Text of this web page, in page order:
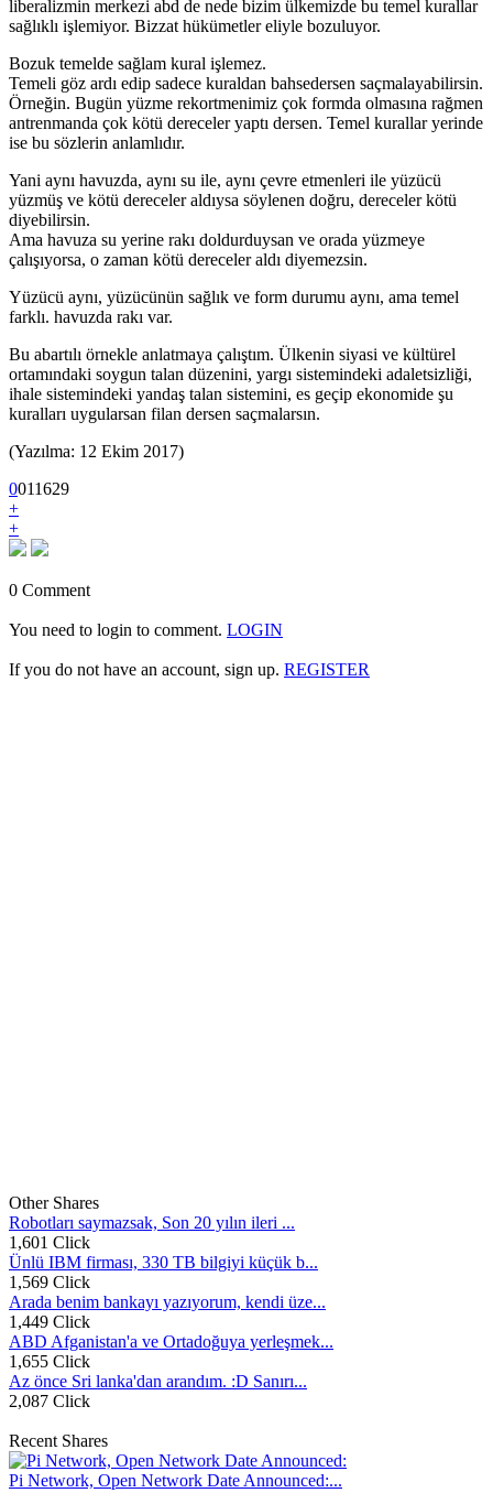
liberalizmin merkezi abd de nede bizim ülkemizde bu temel kurallar
sağlıklı işlemiyor. Bizzat hükümetler eliyle bozuluyor.
Bozuk temelde sağlam kural işlemez.
Temeli göz ardı edip sadece kuraldan bahsedersen saçmalayabilirsin.
Örneğin. Bugün yüzme rekortmenimiz çok formda olmasına rağmen
antrenmanda çok kötü dereceler yaptı dersen. Temel kurallar yerinde
ise bu sözlerin anlamlıdır.
Yani aynı havuzda, aynı su ile, aynı çevre etmenleri ile yüzücü
yüzmüş ve kötü dereceler aldıysa söylenen doğru, dereceler kötü
diyebilirsin.
Ama havuza su yerine rakı doldurduysan ve orada yüzmeye
çalışıyorsa, o zaman kötü dereceler aldı diyemezsin.
Yüzücü aynı, yüzücünün sağlık ve form durumu aynı, ama temel
farklı. havuzda rakı var.
Bu abartılı örnekle anlatmaya çalıştım. Ülkenin siyasi ve kültürel
ortamındaki soygun talan düzenini, yargı sistemindeki adaletsizliği,
ihale sistemindeki yandaş talan sistemini, es geçip ekonomide şu
kuralları uygularsan filan dersen saçmalarsın.
(Yazılma: 12 Ekim 2017)
0011629
+
+
0 Comment
You need to login to comment. LOGIN
If you do not have an account, sign up. REGISTER
Other Shares
Robotları saymazsak, Son 20 yılın ileri ...
1,601 Click
Ünlü IBM firması, 330 TB bilgiyi küçük b...
1,569 Click
Arada benim bankayı yazıyorum, kendi üze...
1,449 Click
ABD Afganistan'a ve Ortadoğuya yerleşmek...
1,655 Click
Az önce Sri lanka'dan arandım. :D Sanırı...
2,087 Click
Recent Shares
Pi Network, Open Network Date Announced:...